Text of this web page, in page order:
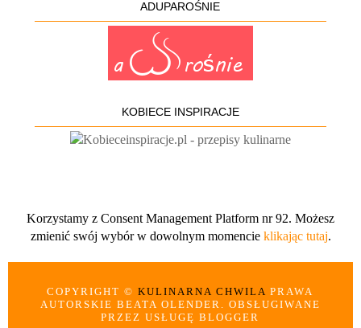
ADUPAROŚNIE
KOBIECE INSPIRACJE
Korzystamy z Consent Management Platform nr 92. Możesz
zmienić swój wybór w dowolnym momencie klikając tutaj.
COPYRIGHT ©KULINARNA CHWILAPRAWA
AUTORSKIE BEATA OLENDER. OBSŁUGIWANE
PRZEZ USŁUGĘ BLOGGER